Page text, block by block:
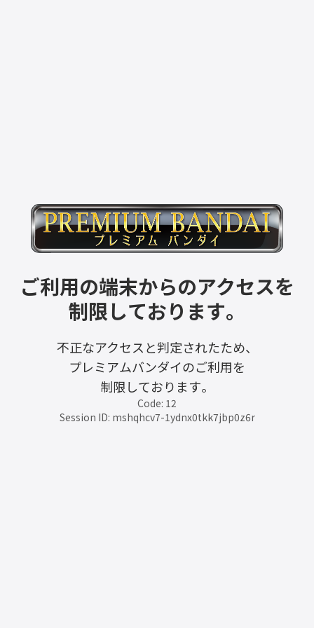
ご利用の端末からのアクセスを
制限しております。
不正なアクセスと判定されたため、
プレミアムバンダイのご利用を
制限しております。
Code: 12
Session ID: mshqhcv7-1ydnx0tkk7jbp0z6r